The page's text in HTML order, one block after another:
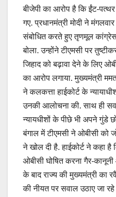
बीजेपी का आरोप है कि ईंट-
गए. प्रधानमंत्री मोदी ने
संबोधित करते हुए तृणमूल
बोला. उन्होंने टीएमसी पर
जिहाद को बढ़ावा देने के लिए
का आरोप लगाया. मुख्यमंत्री
ने कलकत्ता हाईकोर्ट के
उनकी आलोचना की. साथ ही
न्यायधीशों के पीछे भी अपने गुंडे
बंगाल में टीएमसी ने ओबीसी को
ने खोल दी है. हाईकोर्ट ने कहा
ओबीसी घोषित करना गैर-
के बाद राज्य की मुख्यमंत्री का
की नीयत पर सवाल उठाए जा